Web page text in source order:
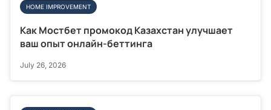
HOME IMPROVEMENT
Как Мостбет промокод Казахстан улучшает
ваш опыт онлайн-беттинга
July 26, 2026